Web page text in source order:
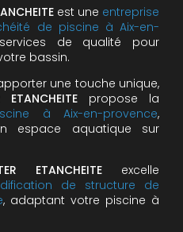
est une entreprise
de piscine à Aix-en-
de qualité pour
bassin.
une touche unique,
ETANCHEITE propose la
à Aix-en-provence,
espace aquatique sur
ETANCHEITEexcelle
de structure de
, adaptant votre piscine à